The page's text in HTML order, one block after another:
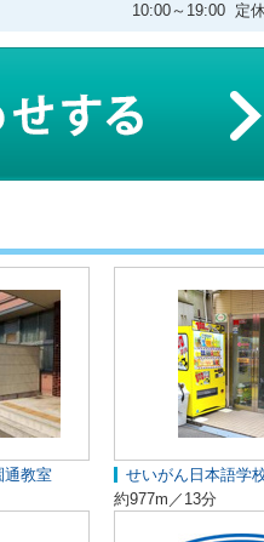
10:00～19:00 定
通教室
せいがん日本語学
約977m／13分